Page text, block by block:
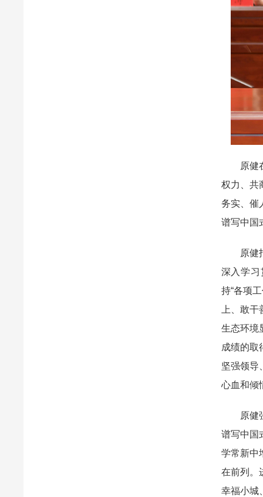
原健在
权力、共
务实、催
谱写中国
原健指
深入学习
持“各项
上、敢
生态环境
成绩的取
坚强领导
心血和倾
原健强
谱写中国
学常新中
在前列。
幸福小城